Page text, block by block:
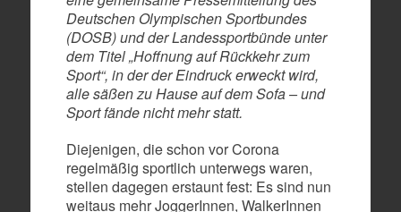
Deutschen Olympischen Sportbundes
(DOSB) und der Landessportbünde unter
dem Titel „Hoffnung auf Rückkehr zum
Sport“, in der der Eindruck erweckt wird,
alle säßen zu Hause auf dem Sofa – und
Sport fände nicht mehr statt.
Diejenigen, die schon vor Corona
regelmäßig sportlich unterwegs waren,
stellen dagegen erstaunt fest: Es sind nun
weitaus mehr JoggerInnen, WalkerInnen